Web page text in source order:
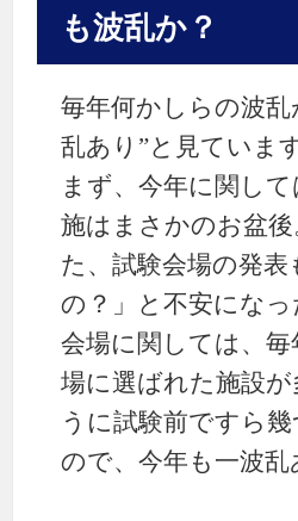
も波乱か？
毎年何かしらの波
乱あり”と見ています
まず、今年に関し
施はまさかのお盆
た、試験会場の発
の？」と不安にな
会場に関しては、
場に選ばれた施設
うに試験前ですら
ので、今年も一波